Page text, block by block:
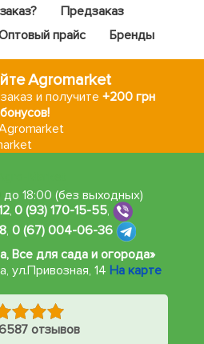
Предзаказ
прайс Бренды
Agromarket
и получите +200 грн
бонусов!
18:00 (без выходных)
,0 (93) 170-15-55,
, 0 (67) 004-06-36
Все для сада и огорода»
, ул.Привозная, 14 На карте
отзывов